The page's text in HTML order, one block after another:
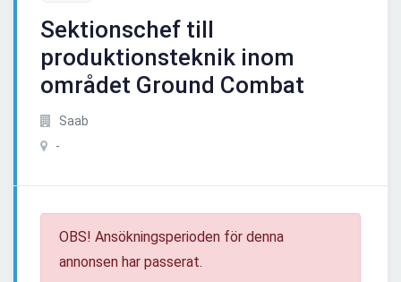
Sektionschef till
produktionsteknik inom
området Ground Combat
Saab
-
OBS! Ansökningsperioden för denna
annonsen har passerat.